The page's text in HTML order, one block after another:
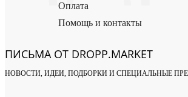
Оплата
Помощь и контакты
ПИСЬМА ОТ DROPP.MARKET
НОВОСТИ, ИДЕИ, ПОДБОРКИ И СПЕЦИАЛЬНЫЕ